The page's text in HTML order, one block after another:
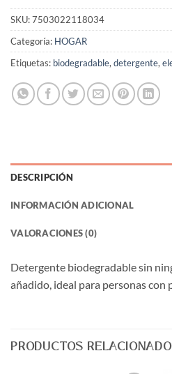
SKU:7503022118034
Categoría: HOGAR
Etiquetas: biodegradable, detergente,
DESCRIPCIÓN
INFORMACIÓN ADICIONAL
VALORACIONES (0)
Detergente biodegradable sin
añadido, ideal para personas con
PRODUCTOS